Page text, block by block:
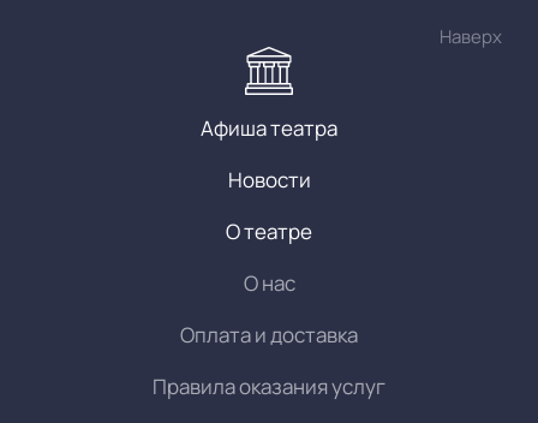
Наверх
Афиша театра
Новости
О театре
О нас
Оплата и доставка
Правила оказания услуг